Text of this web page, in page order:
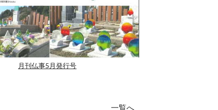
月刊仏事5月発行号
一覧へ